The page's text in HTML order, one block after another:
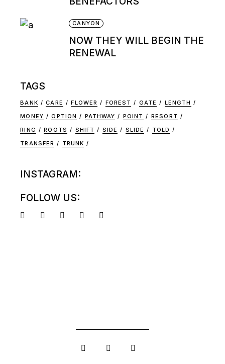
CANYON
NOW THEY WILL BEGIN THE
RENEWAL
TAGS
BANK CARE FLOWER FOREST GATE
LENGTH
MONEY
OPTION PATHWAY POINT
RESORT
RING
ROOTS SHIFT SIDE SLIDE
TOLD
TRANSFER
TRUNK
INSTAGRAM:
FOLLOW US: